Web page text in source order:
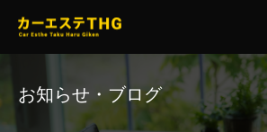
お知らせ・ブログ